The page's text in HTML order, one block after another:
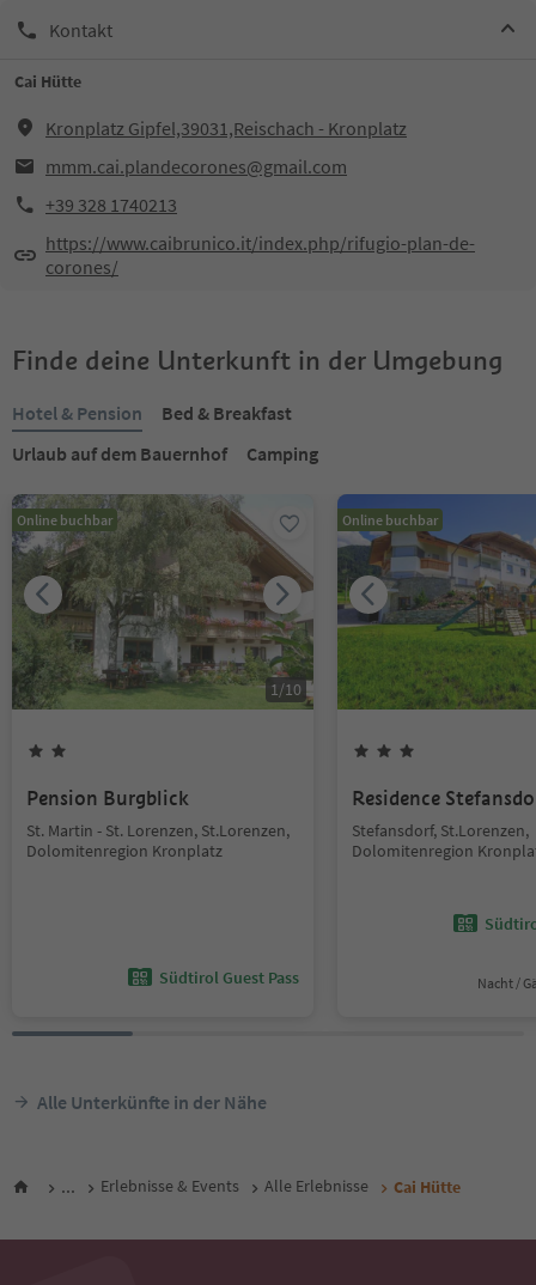
Kontakt
Cai Hütte
Kronplatz Gipfel,39031,Reischach - Kronplatz
mmm.cai.plandecorones@gmail.com
+39 328 1740213
https://www.caibrunico.it/index.php/rifugio-plan-de-
corones/
Finde deine Unterkunft in der Umgebung
Hotel & Pension
Bed & Breakfast
Urlaub auf dem Bauernhof
Camping
Online buchbar
1/10
Pension Burgblick
St. Martin - St. Lorenzen, St.Lorenzen,
Dolomitenregion Kronplatz
Südtirol Guest Pass
Online buchbar
Residence
Stefansdorf, St.Lorenzen,
Dolomitenregion
Nacht /
Alle Unterkünfte in der Nähe
... Erlebnisse & Events Alle Erlebnisse Cai Hütte